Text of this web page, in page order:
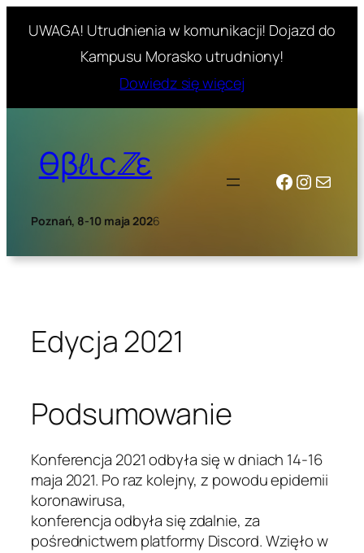
UWAGA! Utrudnienia w komunikacji! Dojazd do
Kampusu Morasko utrudniony!
Dowiedz się więcej
contentθβℓιcℤε
Poznań, 8-10 maja 2026
Facebook
Mail
Edycja 2021
Podsumowanie
Konferencja 2021 odbyła się w dniach 14-16
maja 2021. Po raz kolejny, z powodu epidemii
koronawirusa,
konferencja odbyła się zdalnie, za
pośrednictwem platformy Discord. Wzięło w